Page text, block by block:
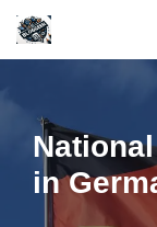
Skip
content
in